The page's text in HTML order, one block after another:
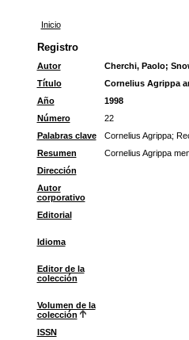
Inicio
Registro
Autor Cherchi, Paolo;
Título
Cornelius Agrippa
Año
1998
Número
22
Palabras clave
Cornelius Agrippa;
Resumen
Cornelius Agrippa
Dirección
Autor
corporativo
Editorial
Idioma
Editor de la
colección
Volumen de la
colección
ISSN